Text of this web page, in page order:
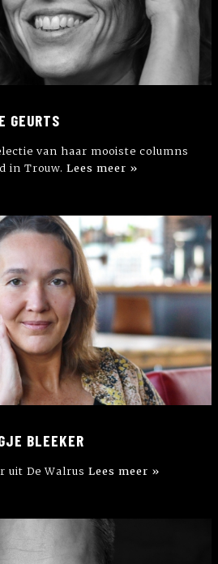
GEURTS
van haar mooiste columns
in Trouw. Lees meer »
BLEEKER
uit De Walrus Lees meer »